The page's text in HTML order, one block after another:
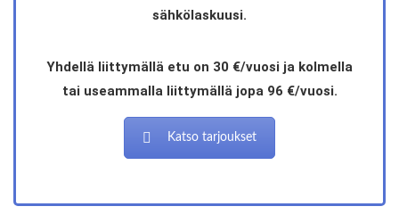
sähkölaskuusi.
Yhdellä liittymällä etu on 30 €/vuosi ja kolmella
tai useammalla liittymällä jopa 96 €/vuosi.
Katso tarjoukset